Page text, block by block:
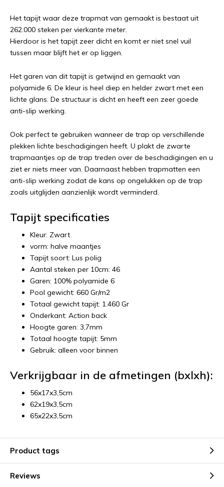
Het tapijt waar deze trapmat van gemaakt is bestaat uit
262.000 steken per vierkante meter.
Hierdoor is het tapijt zeer dicht en komt er niet snel vuil
tussen maar blijft het er op liggen.
Het garen van dit tapijt is getwijnd en gemaakt van
polyamide 6. De kleur is heel diep en helder zwart met een
lichte glans. De structuur is dicht en heeft een zeer goede
anti-slip werking.
Ook perfect te gebruiken wanneer de trap op verschillende
plekken lichte beschadigingen heeft. U plakt de zwarte
trapmaantjes op de trap treden over de beschadigingen en u
ziet er niets meer van. Daarnaast hebben trapmatten een
anti-slip werking zodat de kans op ongelukken op de trap
zoals uitglijden aanzienlijk wordt verminderd.
Tapijt specificaties
Kleur: Zwart
vorm: halve maantjes
Tapijt soort: Lus polig
Aantal steken per 10cm: 46
Garen: 100% polyamide 6
Pool gewicht: 660 Gr/m2
Totaal gewicht tapijt: 1.460 Gr
Onderkant: Action back
Hoogte garen: 3,7mm
Totaal hoogte tapijt: 5mm
Gebruik: alleen voor binnen
Verkrijgbaar in de afmetingen (bxlxh):
56x17x3,5cm
62x19x3,5cm
65x22x3,5cm
Product tags
Reviews